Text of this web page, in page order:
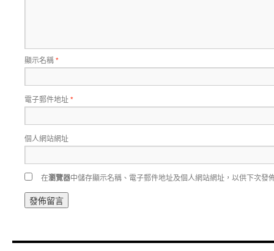
顯示名稱*
電子郵件地址*
個人網站網址
在瀏覽器中儲存顯示名稱、電子郵件地址及個人網站網址，以供下次發